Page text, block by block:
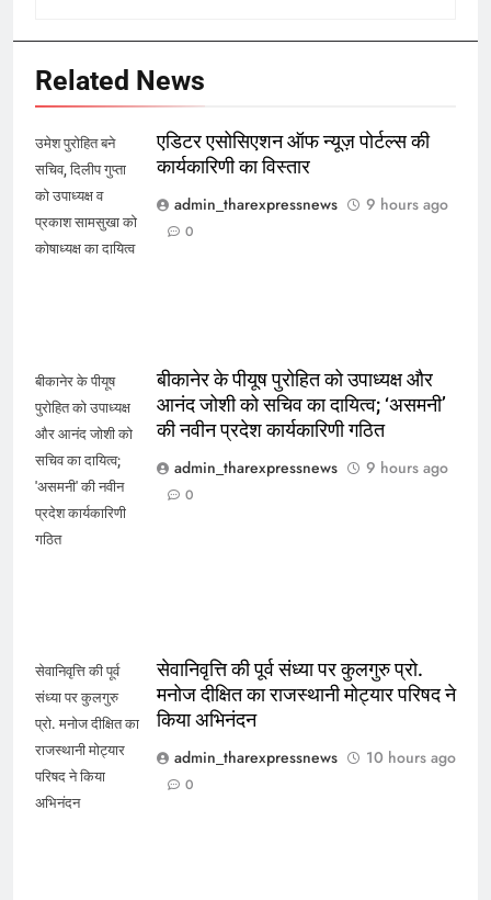
Related News
उमेश पुरोहित बने
सचिव, दिलीप गुप्ता
को उपाध्यक्ष व
प्रकाश सामसुखा को
कोषाध्यक्ष का दायित्व
एडिटर एसोसिएशन ऑफ न्यूज़ पोर्टल्स की
कार्यकारिणी का विस्तार
admin_tharexpressnews
9 hours ago
0
बीकानेर के पीयूष
पुरोहित को उपाध्यक्ष
और आनंद जोशी को
सचिव का दायित्व;
'असमनी' की नवीन
प्रदेश कार्यकारिणी
गठित
बीकानेर के पीयूष पुरोहित को उपाध्यक्ष और
आनंद जोशी को सचिव का दायित्व; ‘असमनी’
की नवीन प्रदेश कार्यकारिणी गठित
admin_tharexpressnews
9 hours ago
0
सेवानिवृत्ति की पूर्व
संध्या पर कुलगुरु
प्रो. मनोज दीक्षित का
राजस्थानी मोट्यार
परिषद ने किया
अभिनंदन
सेवानिवृत्ति की पूर्व संध्या पर कुलगुरु प्रो.
मनोज दीक्षित का राजस्थानी मोट्यार परिषद ने
किया अभिनंदन
admin_tharexpressnews
10 hours ago
0